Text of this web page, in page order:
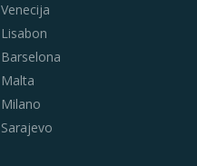
Venecija
Lisabon
Barselona
Malta
Milano
Sarajevo